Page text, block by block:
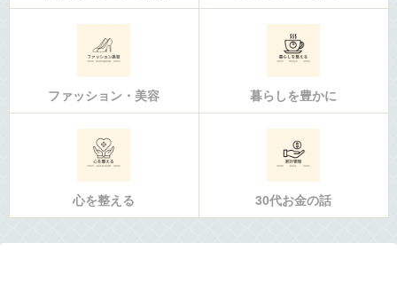
ファッション・美容 暮らしを豊かに
心を整える 30代お金の話